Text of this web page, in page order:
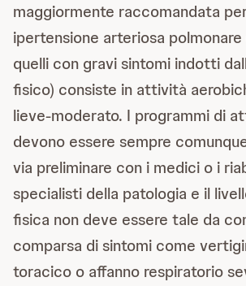
maggiormente raccomandata
ipertensione arteriosa
quelli con gravi sintomi indotti
fisico) consiste in attività
lieve-moderato. I programmi di
devono essere sempre
via preliminare con i medici o i
specialisti della patologia e il
fisica non deve essere tale da
comparsa di sintomi come
toracico o affanno respiratorio